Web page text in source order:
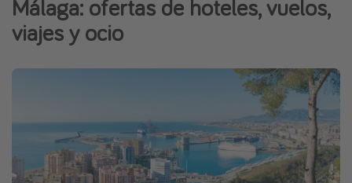
Vacaciones de Playa
Viajes para singles
Escapadas románticas
Trabajar en el extranjero
Cruceros por el Mediterráneo
Málaga: ofertas de hoteles, vuelos,
viajes y ocio